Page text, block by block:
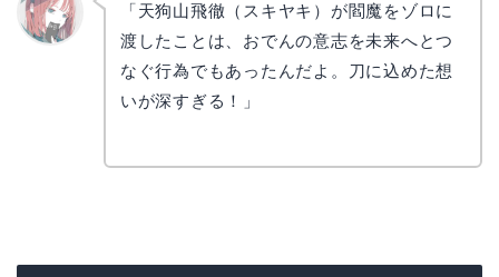
「天狗山飛徹（スキヤキ）が閻魔をゾロに
渡したことは、おでんの意志を未来へとつ
なぐ行為でもあったんだよ。刀に込めた想
いが深すぎる！」